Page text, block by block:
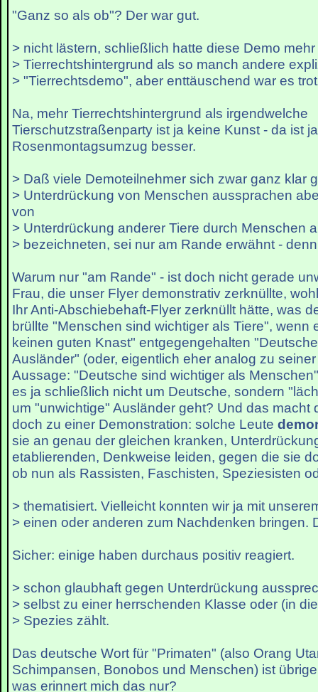
"Ganz so als ob"? Der war gut.
> nicht lästern, schließlich hatte diese Demo mehr
> Tierrechtshintergrund als so manch andere
> "Tierrechtsdemo", aber enttäuschend war es
Na, mehr Tierrechtshintergrund als irgendwelche
Tierschutzstraßenparty ist ja keine Kunst - da ist
Rosenmontagsumzug besser.
> Daß viele Demoteilnehmer sich zwar ganz klar
> Unterdrückung von Menschen aussprachen
von
> Unterdrückung anderer Tiere durch Menschen
> bezeichneten, sei nur am Rande erwähnt -
Warum nur "am Rande" - ist doch nicht gerade
Frau, die unser Flyer demonstrativ zerknüllte,
Ihr Anti-Abschiebehaft-Flyer zerknüllt hätte, was
brüllte "Menschen sind wichtiger als Tiere", wenn
keinen guten Knast" entgegengehalten
Ausländer" (oder, eigentlich eher analog zu
Aussage: "Deutsche sind wichtiger als
es ja schließlich nicht um Deutsche, sondern
um "unwichtige" Ausländer geht? Und das macht
doch zu einer Demonstration: solche Leute
sie an genau der gleichen kranken,
etablierenden, Denkweise leiden, gegen die sie
ob nun als Rassisten, Faschisten, Speziesisten
> thematisiert. Vielleicht konnten wir ja mit
> einen oder anderen zum Nachdenken bringen.
Sicher: einige haben durchaus positiv reagiert.
> schon glaubhaft gegen Unterdrückung
> selbst zu einer herrschenden Klasse oder (in
> Spezies zählt.
Das deutsche Wort für "Primaten" (also Orang
Schimpansen, Bonobos und Menschen) ist
was erinnert mich das nur?